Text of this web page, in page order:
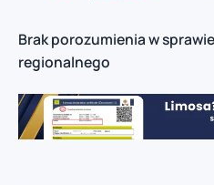
Brak porozumienia w
regionalnego